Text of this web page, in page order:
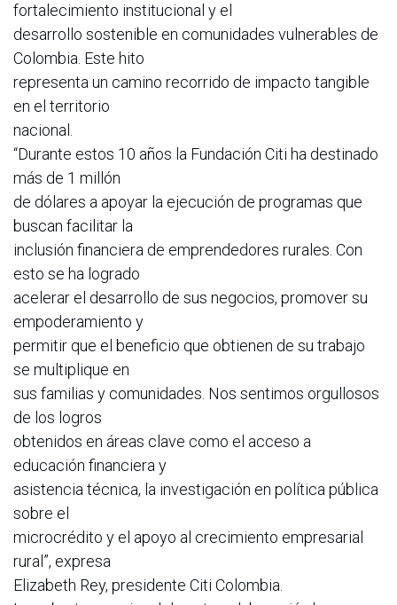
fortalecimiento institucional y el
desarrollo sostenible en comunidades vulnerables de
Colombia. Este hito
representa un camino recorrido de impacto tangible
en el territorio
nacional.
“Durante estos 10 años la Fundación Citi ha destinado
más de 1 millón
de dólares a apoyar la ejecución de programas que
buscan facilitar la
inclusión financiera de emprendedores rurales. Con
esto se ha logrado
acelerar el desarrollo de sus negocios, promover su
empoderamiento y
permitir que el beneficio que obtienen de su trabajo
se multiplique en
sus familias y comunidades. Nos sentimos orgullosos
de los logros
obtenidos en áreas clave como el acceso a
educación financiera y
asistencia técnica, la investigación en política pública
sobre el
microcrédito y el apoyo al crecimiento empresarial
rural”, expresa
Elizabeth Rey, presidente Citi Colombia.